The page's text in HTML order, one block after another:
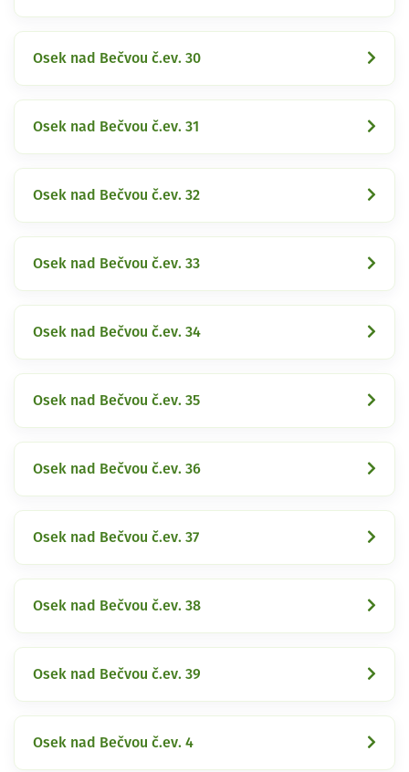
Osek nad Bečvou č.ev. 30
Osek nad Bečvou č.ev. 31
Osek nad Bečvou č.ev. 32
Osek nad Bečvou č.ev. 33
Osek nad Bečvou č.ev. 34
Osek nad Bečvou č.ev. 35
Osek nad Bečvou č.ev. 36
Osek nad Bečvou č.ev. 37
Osek nad Bečvou č.ev. 38
Osek nad Bečvou č.ev. 39
Osek nad Bečvou č.ev. 4